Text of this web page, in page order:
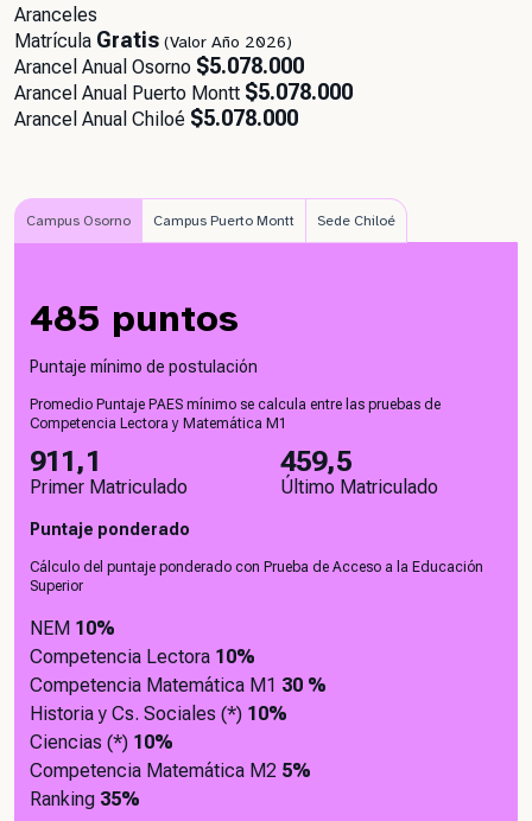
Aranceles
Matrícula Gratis (Valor Año 2026)
Arancel Anual Osorno $5.078.000
Arancel Anual Puerto Montt $5.078.000
Arancel Anual Chiloé $5.078.000
Campus Osorno Campus Puerto Montt Sede Chiloé
485 puntos
Puntaje mínimo de postulación
Promedio Puntaje PAES mínimo se calcula entre las pruebas de
Competencia Lectora y Matemática M1
911,1
Primer Matriculado
459,5
Último Matriculado
Puntaje ponderado
Cálculo del puntaje ponderado con Prueba de Acceso a la Educación
Superior
NEM 10%
Competencia Lectora 10%
Competencia Matemática M1 30 %
Historia y Cs. Sociales (*) 10%
Ciencias (*) 10%
Competencia Matemática M2 5%
Ranking 35%